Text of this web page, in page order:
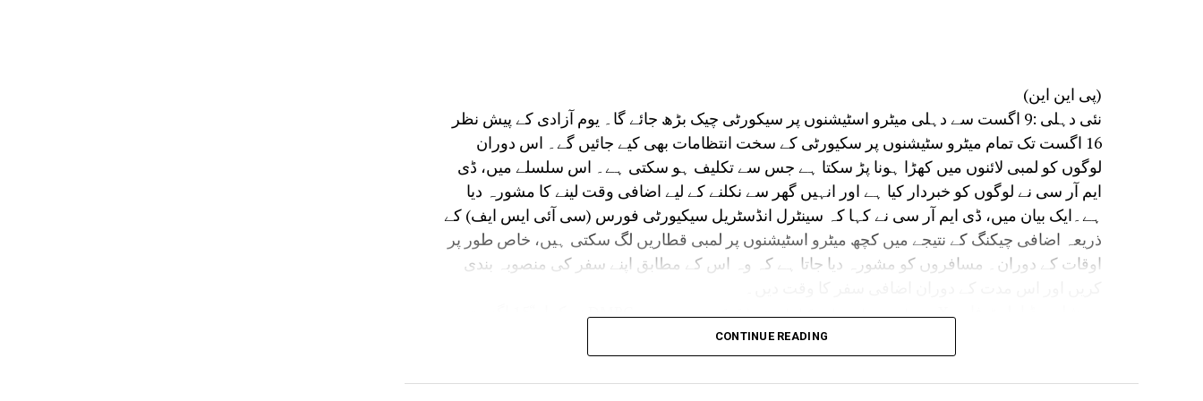
(پی این این)
نئی دہلی :9 اگست سے دہلی میٹرو اسٹیشنوں پر سیکورٹی چیک بڑھ جائے گا۔ یوم آزادی کے پیش نظر
16 اگست تک تمام میٹرو سٹیشنوں پر سکیورٹی کے سخت انتظامات بھی کیے جائیں گے۔ اس دوران
لوگوں کو لمبی لائنوں میں کھڑا ہونا پڑ سکتا ہے جس سے تکلیف ہو سکتی ہے۔ اس سلسلے میں، ڈی
ایم آر سی نے لوگوں کو خبردار کیا ہے اور انہیں گھر سے نکلنے کے لیے اضافی وقت لینے کا مشورہ دیا
ہے۔ایک بیان میں، ڈی ایم آر سی نے کہا کہ سینٹرل انڈسٹریل سیکیورٹی فورس (سی آئی ایس ایف) کے
ذریعہ اضافی چیکنگ کے نتیجے میں کچھ میٹرو اسٹیشنوں پر لمبی قطاریں لگ سکتی ہیں، خاص طور پر
اوقات کے دوران۔ مسافروں کو مشورہ دیا جاتا ہے کہ وہ اس کے مطابق اپنے سفر کی منصوبہ بندی
تمام میٹرو اسٹیشنوں پر مسافروں کی حفاظتی جانچ کو تیز کرے گا۔ نتیجتاً، میٹرو میں لمبی قطاریں لگ
سکتی ہیں، خاص طور پر کچھ گھنٹوں کے دوران میٹرو اسٹیشنوں پر، اگست 16 تک۔ 2026 (اتوار)۔”ڈی
CONTINUE READING